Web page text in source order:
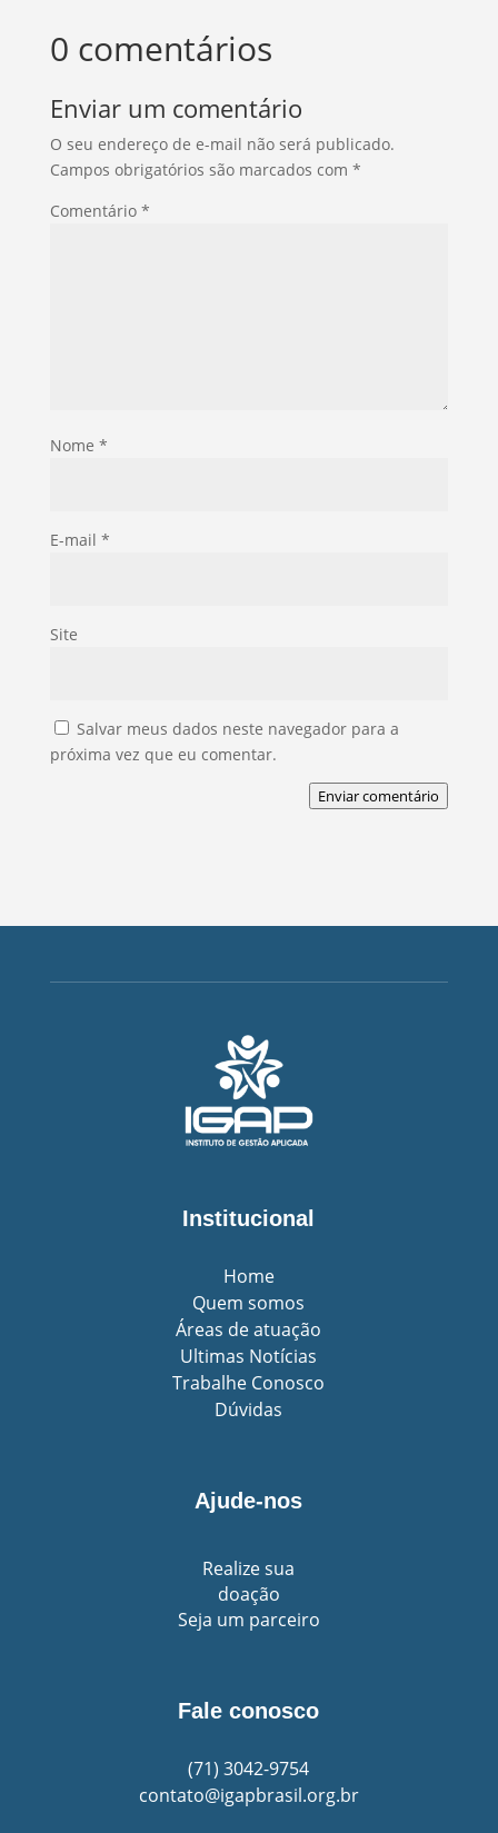
0 comentários
Enviar um comentário
O seu endereço de e-mail não será publicado.
Campos obrigatórios são marcados com *
Comentário *
Nome *
E-mail *
Site
Salvar meus dados neste navegador para a
próxima vez que eu comentar.
Enviar comentário
Institucional
Home
Quem somos
Áreas de atuação
Ultimas Notícias
Trabalhe Conosco
Dúvidas
Ajude-nos
Realize sua
doação
Seja um parceiro
Fale conosco
(71)3042-9754
contato@igapbrasil.org.br